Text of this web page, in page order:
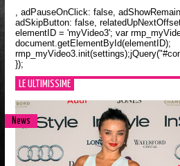
, adPauseOnClick: false,
adSkipButton: false,
elementID = 'myVideo3'; var
document.getElementById(elementID);
});
LE ULTIMISSIME
News